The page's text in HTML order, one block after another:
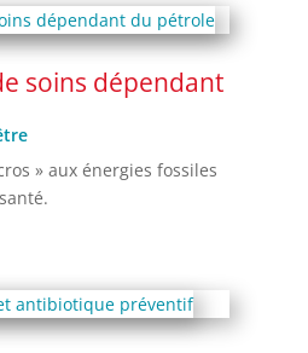
soins dépendant
» aux énergies fossiles